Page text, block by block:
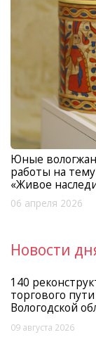
Юные
работы на
«Живое
06 апреля 2026
Новости
140
торгового
Вологодской
09 августа 2026